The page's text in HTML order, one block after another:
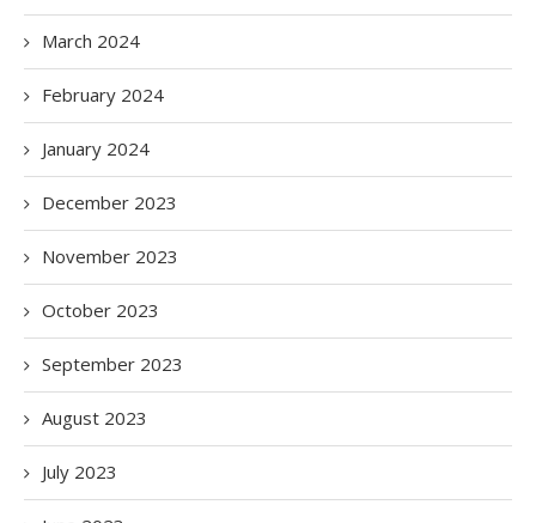
March 2024
February 2024
January 2024
December 2023
November 2023
October 2023
September 2023
August 2023
July 2023